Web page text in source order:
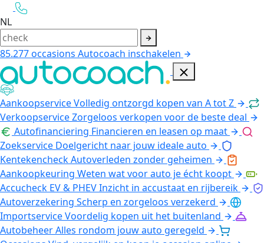
NL
85.277occasions Autocoach inschakelen
AankoopserviceVolledig ontzorgd kopen van A tot Z
VerkoopserviceZorgeloos verkopen voor de beste deal
Autofinanciering Financieren en leasen op maat
Zoekservice Doelgericht naar jouw ideale auto
KentekencheckAutoverleden zonder geheimen
Aankoopkeuring Weten wat voor auto je écht koopt
Accucheck EV & PHEVInzicht in accustaat en rijbereik
Autoverzekering Scherp en zorgeloos verzekerd
ImportserviceVoordelig kopen uit het buitenland
AutobeheerAlles rondom jouw auto geregeld